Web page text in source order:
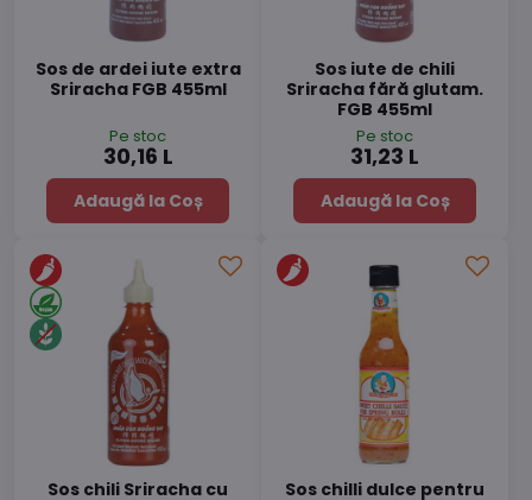
Sos de ardei iute extra
Sriracha FGB 455ml
Pe stoc
30,16 L
Adaugă la Coș
Sos iute de chili
Sriracha fără glutam.
FGB 455ml
Pe stoc
31,23 L
Adaugă la Coș
Sos chili Sriracha cu
Sos chilli dulce pentru